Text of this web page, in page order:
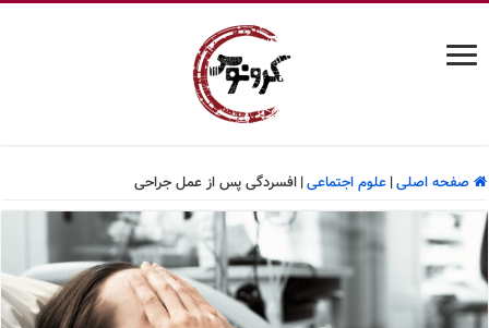
صفحه اصلی| علوم اجتماعی| افسردگی پس از عمل جراحی